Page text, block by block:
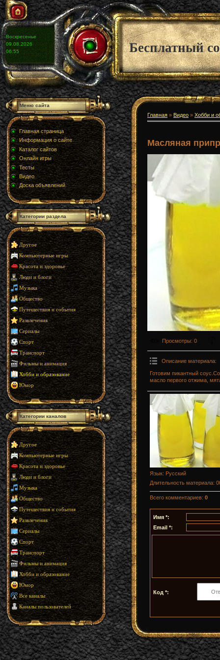
Воскресенье
09.08.2026
06:55
Бесплатный
Меню сайта
Главная страница
Информация о сайте
Каталог сайтов
Онлайн игры
Тесты
Видео
Доска объявлений
Категории раздела
Другое
Компьютерные игры
Красота и здоровье
Люди и блоги
Музыка
Общество
Путешествия и события
Развлечения
Сериалы
Спорт
Транспорт
Фильмы и анимация
Хобби и образование
Юмор
Категории каналов
Другое
Компьютерные игры
Красота и здоровье
Люди и блоги
Музыка
Общество
Путешествия и события
Развлечения
Сериалы
Спорт
Транспорт
Фильмы и анимация
Хобби и образование
Юмор
Все каналы
Каналы пользователей
Главная » Видео » Хобби и
Масляная
Просмотры: 0
Описание материала:
Готовим пикантный
масло первого отжима,
Язык: Русский
Длительность материала:
Всего комментариев: 0
Имя *:
Email *:
Код *: